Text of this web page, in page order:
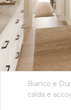
Bianco e
calda e